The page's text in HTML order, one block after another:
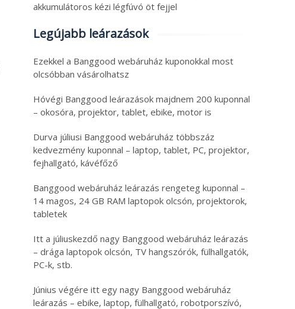
akkumulátoros kézi légfúvó öt fejjel
Legújabb leárazások
Ezekkel a Banggood webáruház kuponokkal most
olcsóbban vásárolhatsz
Hóvégi Banggood leárazások majdnem 200 kuponnal
– okosóra, projektor, tablet, ebike, motor is
Durva júliusi Banggood webáruház többszáz
kedvezmény kuponnal – laptop, tablet, PC, projektor,
fejhallgató, kávéfőző
Banggood webáruház leárazás rengeteg kuponnal –
14 magos, 24 GB RAM laptopok olcsón, projektorok,
tabletek
Itt a júliuskezdő nagy Banggood webáruház leárazás
– drága laptopok olcsón, TV hangszórók, fülhallgatók,
PC-k, stb.
Június végére itt egy nagy Banggood webáruház
leárazás – ebike, laptop, fülhallgató, robotporszívó,